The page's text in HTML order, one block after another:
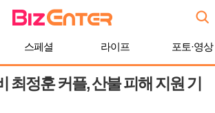
스페셜 라이프 포토·영상
최정훈 커플, 산불 피해 지원 기